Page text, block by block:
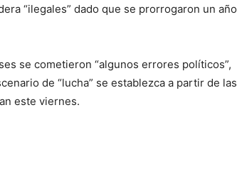
“ilegales” dado que se prorrogaron un año
se cometieron “algunos errores políticos”,
de “lucha” se establezca a partir de las
este viernes.